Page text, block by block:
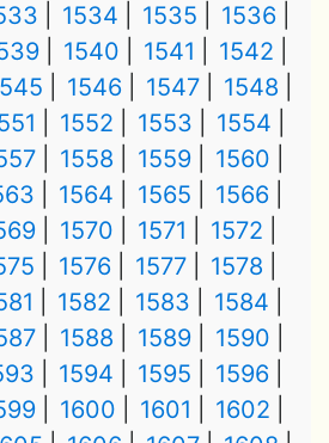
1534 1535
1536
1540 1541
1542
1546 1547
1548
1552 1553
1554
1558 1559
1560
1564 1565
1566
1570 1571
1572
1576 1577
1578
1582 1583
1584
1588 1589
1590
1594 1595
1596
1600 1601
1602